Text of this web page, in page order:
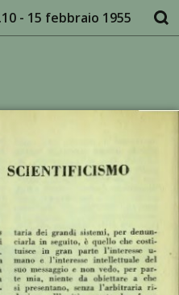
- 15 febbraio 1955